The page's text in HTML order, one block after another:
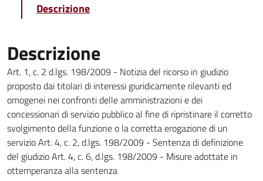
Descrizione
Descrizione
Art. 1, c. 2 d.lgs. 198/2009 - Notizia del ricorso in giudizio
proposto dai titolari di interessi giuridicamente rilevanti ed
omogenei nei confronti delle amministrazioni e dei
concessionari di servizio pubblico al fine di ripristinare il corretto
svolgimento della funzione o la corretta erogazione di un
servizio Art. 4, c. 2, d.lgs. 198/2009 - Sentenza di definizione
del giudizio Art. 4, c. 6, d.lgs. 198/2009 - Misure adottate in
ottemperanza alla sentenza